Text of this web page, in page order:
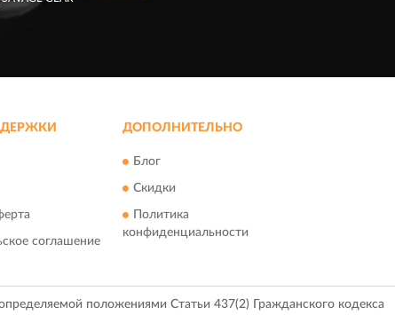
соглашение
ДОПОЛНИТЕЛЬНО
Блог
Скидки
Политика
конфиденциальности
положениями Статьи 437(2) Гражданского кодекса